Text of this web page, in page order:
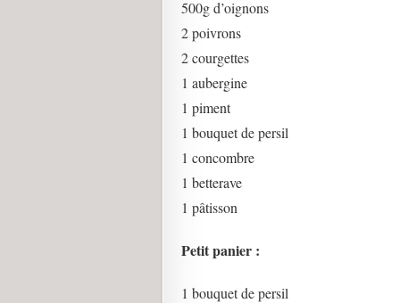
500g d’oignons
2 poivrons
2 courgettes
1 aubergine
1 piment
1 bouquet de persil
1 concombre
1 betterave
1 pâtisson
Petit panier :
1 bouquet de persil